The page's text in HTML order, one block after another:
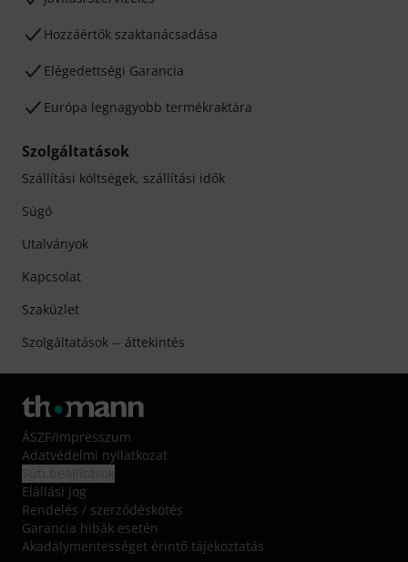
Hozzáértők szaktanácsadása
Elégedettségi Garancia
Európa legnagyobb termékraktára
Szolgáltatások
Szállítási költségek, szállítási idők
Súgó
Utalványok
Kapcsolat
Szaküzlet
Szolgáltatások -- áttekintés
ÁSZF/Impresszum
Adatvédelmi nyilatkozat
Elállási jog
Rendelés / szerződéskötés
Garancia hibák esetén
Akadálymentességet érintő tájékoztatás